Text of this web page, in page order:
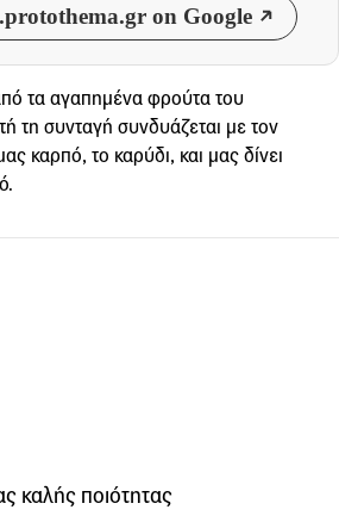
on Google
καλής ποιότητας
τα αγαπημένα φρούτα του
τη συνταγή συνδυάζεται με τον
καρπό, το καρύδι, και μας δίνει